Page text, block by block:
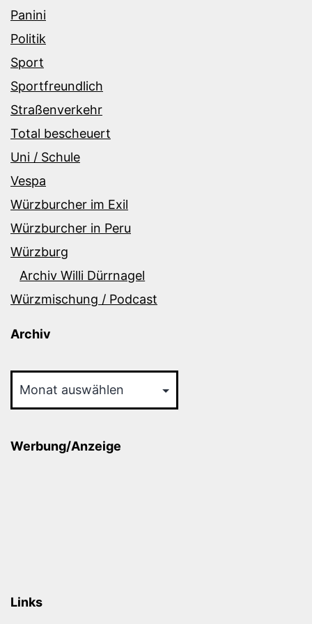
Panini
Politik
Sport
Sportfreundlich
Straßenverkehr
Total bescheuert
Uni / Schule
Vespa
Würzburcher im Exil
Würzburcher in Peru
Würzburg
Archiv Willi Dürrnagel
Würzmischung / Podcast
Archiv
Werbung/Anzeige
Links